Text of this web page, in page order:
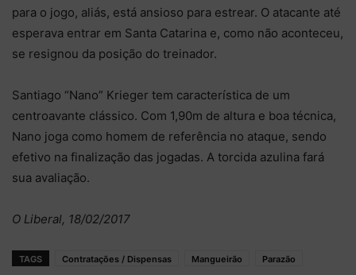
para o jogo, aliás, está ansioso para estrear. O atacante até
esperava entrar em Santa Catarina e, como não aconteceu,
se resignou da posição do treinador.
Santiago “Nano” Krieger tem característica de um
centroavante clássico. Com 1,90m de altura e boa técnica,
Nano joga como homem de referência no ataque, sendo
efetivo na finalização das jogadas. A torcida azulina fará
sua avaliação.
O Liberal, 18/02/2017
TAGS Contratações / Dispensas Mangueirão Parazão